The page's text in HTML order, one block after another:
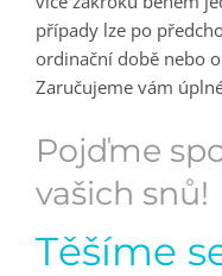
případy lze po
ordinační době nebo
Zaručujeme vám
Pojďme
vašich snů!
Těšíme